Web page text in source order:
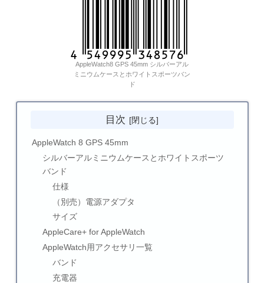
AppleWatch8 GPS 45mm シルバーアル
ミニウムケースとホワイトスポーツバン
ド
目次
AppleWatch 8 GPS 45mm
シルバーアルミニウムケースとホワイトスポーツ
バンド
仕様
（別売）電源アダプタ
サイズ
AppleCare+ for AppleWatch
AppleWatch用アクセサリ一覧
バンド
充電器